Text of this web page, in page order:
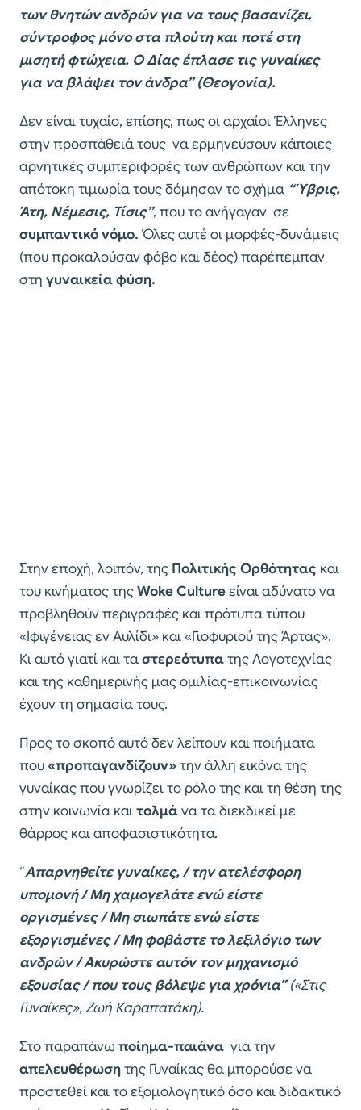
των θνητών ανδρών για να τους βασανίζει,
σύντροφος μόνο στα πλούτη και ποτέ στη
μισητή φτώχεια. Ο Δίας έπλασε τις γυναίκες
για να βλάψει τον άνδρα” (Θεογονία).
Δεν είναι τυχαίο, επίσης, πως οι αρχαίοι Έλληνες
στην προσπάθειά τους να ερμηνεύσουν κάποιες
αρνητικές συμπεριφορές των ανθρώπων και την
απότοκη τιμωρία τους δόμησαν το σχήμα “Ύβρις,
Άτη, Νέμεσις, Τίσις”, που το ανήγαγαν σε
συμπαντικό νόμο. Όλες αυτέ οι μορφές-δυνάμεις
(που προκαλούσαν φόβο και δέος) παρέπεμπαν
στη γυναικεία φύση.
Στην εποχή, λοιπόν, της Πολιτικής Ορθότητας και
του κινήματος τηςWoke Cultureείναι αδύνατο να
προβληθούν περιγραφές και πρότυπα τύπου
«Ιφιγένειας εν Αυλίδι» και «Γιοφυριού της Άρτας».
Κι αυτό γιατί και ταστερεότυπατης Λογοτεχνίας
και της καθημερινής μας ομιλίας-επικοινωνίας
έχουν τη σημασία τους.
Προς το σκοπό αυτό δεν λείπουν και ποιήματα
που«προπαγανδίζουν»την άλλη εικόνα της
γυναίκας που γνωρίζει το ρόλο της και τη θέση της
στην κοινωνία καιτολμάνα τα διεκδικεί με
θάρρος και αποφασιστικότητα.
“Απαρνηθείτε γυναίκες, / την ατελέσφορη
υπομονή / Μη χαμογελάτε ενώ είστε
οργισμένες / Μη σιωπάτε ενώ είστε
εξοργισμένες / Μη φοβάστε το λεξιλόγιο των
ανδρών / Ακυρώστε αυτόν τον μηχανισμό
εξουσίας / που τους βόλεψε για χρόνια”(«Στις
Γυναίκες», Ζωή Καραπατάκη).
Στο παραπάνωποίημα-παιάνα για την
απελευθέρωσητης Γυναίκας θα μπορούσε να
προστεθεί και το εξομολογητικό όσο και διδακτικό